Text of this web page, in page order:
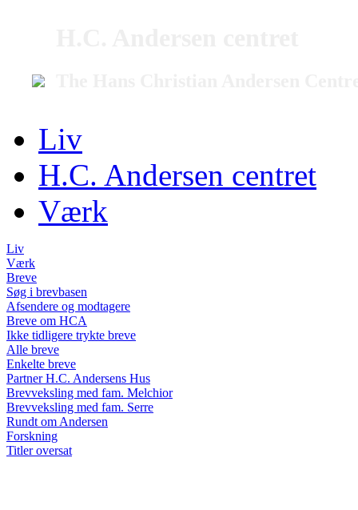
Liv
H.C. Andersen centret
Værk
Liv
Værk
Breve
Søg i brevbasen
Afsendere og modtagere
Breve om HCA
Ikke tidligere trykte breve
Alle breve
Enkelte breve
Partner H.C. Andersens Hus
Brevveksling med fam. Melchior
Brevveksling med fam. Serre
Rundt om Andersen
Forskning
Titler oversat